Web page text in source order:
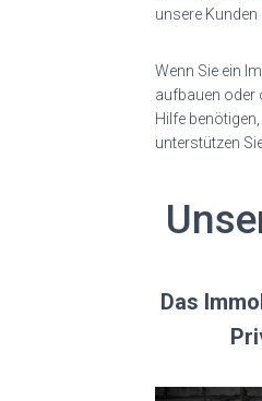
unsere Kunden
Wenn Sie ein
aufbauen oder
Hilfe
unterstützen
Das